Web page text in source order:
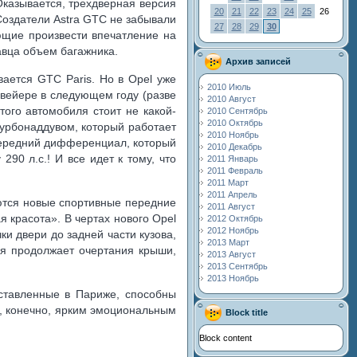
трехдверная версия
Astra GTC не забывали
произвести впечатление на
объем багажника.
GTC Paris. Но в Opel уже
в следующем году (разве
автомобиля стоит не какой-
который работает
дифференциал, который
л.с.! И все идет к тому, что
новые спортивные передние
В чертах нового Opel
двери до задней части кузова,
продолжает очертания крыши,
в Париже, способны
конечно, ярким эмоциональным
20
21 22 23 24 25
26
27
28 29 30
Архив записей
2010 Июль
2010 Август
2010 Сентябрь
2010 Октябрь
2010 Ноябрь
2010 Декабрь
2011 Январь
2011 Февраль
2011 Март
2011 Апрель
2011 Август
2012 Октябрь
2012 Ноябрь
2013 Март
2013 Август
2013 Сентябрь
2013 Ноябрь
Block title
Block content